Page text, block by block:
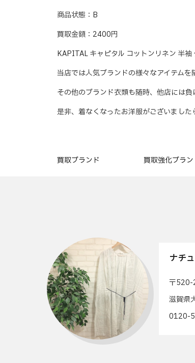
商品状態：B
買取金額：2400円
KAPITAL キャピタル コットンリネン 半
当店では人気ブランドの様々なアイテムを
その他のブランド衣類も随時、他店には
是非、着なくなったお洋服がございました
買取ブランド 買取強化ブラン
ナチ
〒
滋賀県
0120-